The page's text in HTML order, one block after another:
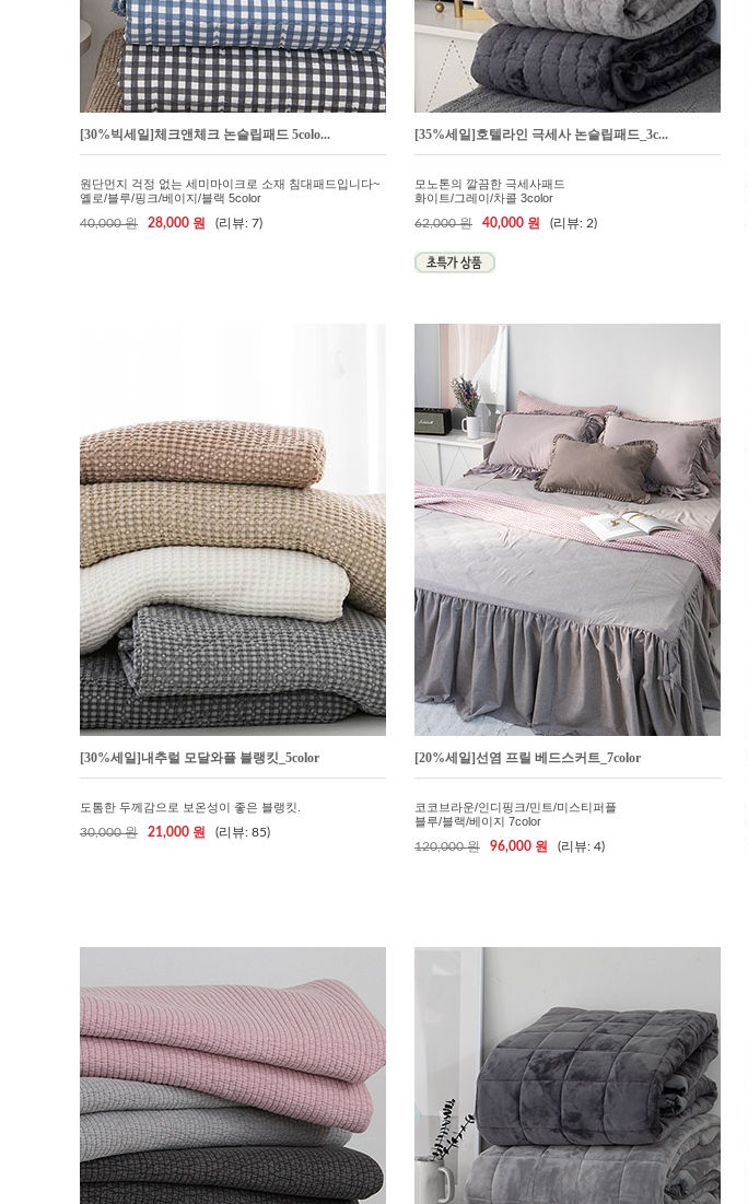
[30%빅세일]체크앤체크 논슬립패드 5colo...
원단먼지 걱정 없는 세미마이크로 소재 침대패드입니다~
옐로/블루/핑크/베이지/블랙 5color
40,000 원
28,000 원 (리뷰: 7)
[35%세일]호텔라인 극세사 논슬립패드_3c...
모노톤의 깔끔한 극세사패드
화이트/그레이/차콜 3color
62,000 원
40,000 원 (리뷰: 2)
[30%세일]내추럴 모달와플 블랭킷_5color
도톰한 두께감으로 보온성이 좋은 블랭킷.
30,000 원
21,000 원 (리뷰: 85)
[20%세일]선염 프릴 베드스커트_7color
코코브라운/인디핑크/민트/미스티퍼플
블루/블랙/베이지 7color
120,000 원
96,000 원 (리뷰: 4)